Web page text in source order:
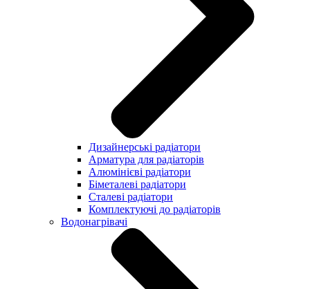
Дизайнерські радіатори
Арматура для радіаторів
Алюмінієві радіатори
Біметалеві радіатори
Сталеві радіатори
Комплектуючі до радіаторів
Водонагрівачі